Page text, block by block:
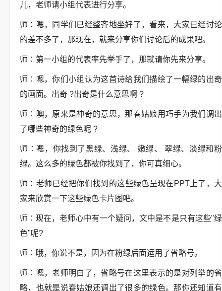
儿，老师请小组代表进行分享。
师∶嗯，同学们已经整齐地坐好了，看来，大家已经讨论
的差不多了，那现在，就来分享你们讨论后的成果吧。
师∶第一小组的代表率先举手了，那就请你先来分享。
师∶嗯，你们小组认为这首诗给我们描绘了一幅绿的出奇
的画面。出奇 ?出奇是什么意思啊 ?
师∶噢，原来是神奇的意思，那春姑娘用巧手为我们调出
了哪些神奇的绿色呢 ?
师∶嗯，你找到了黑绿、浅绿、 嫩绿、 翠绿、淡绿和粉
绿。这么多的绿色都被你找到了，你可真细心。
师∶老师已经把你们找到的这些绿色呈现在PPT上了，大
家来欣赏一下这些绿色卡片图吧。
师∶现在，老师心中有一个疑问，文中是不是只有这些"绿
色"呢?
师∶哦，你说不是，因为在粉绿后面运用了省略号。
师∶嗯，老师明白了，省略号在这里表示的是对列举的省
略，也就是说春姑娘还调出了很多的绿色。那你还知道有